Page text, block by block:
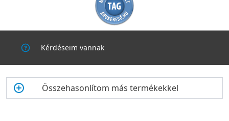
Kérdéseim vannak
Összehasonlítom más termékekkel